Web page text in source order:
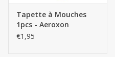
Tapette à Mouches
1pcs - Aeroxon
€1,95